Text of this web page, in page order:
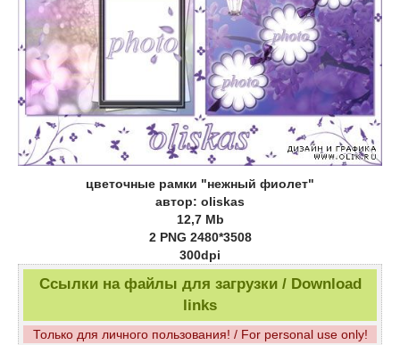
цветочные рамки "нежный фиолет"
автор: oliskas
12,7 Mb
2 PNG 2480*3508
300dpi
Ссылки на файлы для загрузки / Download
links
Только для личного пользования! / For personal use only!